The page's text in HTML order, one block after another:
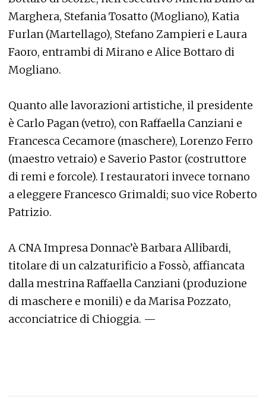
Marghera, Stefania Tosatto (Mogliano), Katia
Furlan (Martellago), Stefano Zampieri e Laura
Faoro, entrambi di Mirano e Alice Bottaro di
Mogliano.
Quanto alle lavorazioni artistiche, il presidente
è Carlo Pagan (vetro), con Raffaella Canziani e
Francesca Cecamore (maschere), Lorenzo Ferro
(maestro vetraio) e Saverio Pastor (costruttore
di remi e forcole). I restauratori invece tornano
a eleggere Francesco Grimaldi; suo vice Roberto
Patrizio.
A CNA Impresa Donnac’è Barbara Allibardi,
titolare di un calzaturificio a Fossò, affiancata
dalla mestrina Raffaella Canziani (produzione
di maschere e monili) e da Marisa Pozzato,
acconciatrice di Chioggia. —